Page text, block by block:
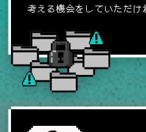
考える機会をしていただけ